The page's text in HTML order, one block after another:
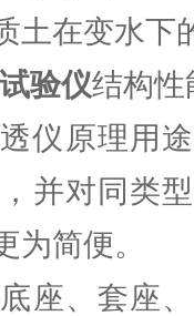
土在变水下
验仪结构性
仪原理用
并对同类
为简便。
座、套座